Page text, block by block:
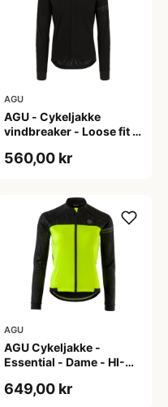
AGU
AGU - Cykeljakke
vindbreaker - Loose fit -
560,00 kr
AGU
AGU Cykeljakke -
Essential - Dame - HI-
649,00 kr